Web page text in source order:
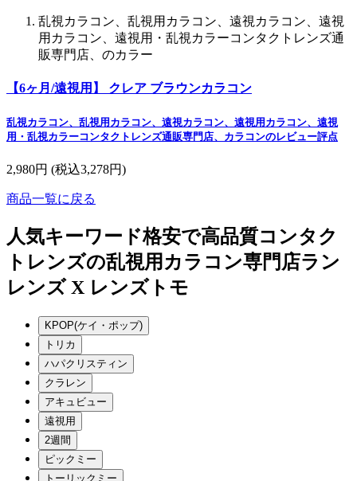
乱視カラコン、乱視用カラコン、遠視カラコン、遠視
用カラコン、遠視用・乱視カラーコンタクトレンズ通
販専門店、のカラー
【6ヶ月/遠視用】 クレア ブラウンカラコン
乱視カラコン、乱視用カラコン、遠視カラコン、遠視用カラコン、遠視
用・乱視カラーコンタクトレンズ通販専門店、カラコンのレビュー評点
2,980円 (税込3,278円)
商品一覧に戻る
人気キーワード格安で高品質コンタク
トレンズの乱視用カラコン専門店ラン
レンズ X レンズトモ